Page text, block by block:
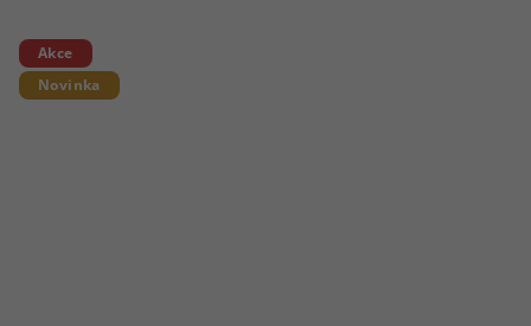
Akce
Novinka